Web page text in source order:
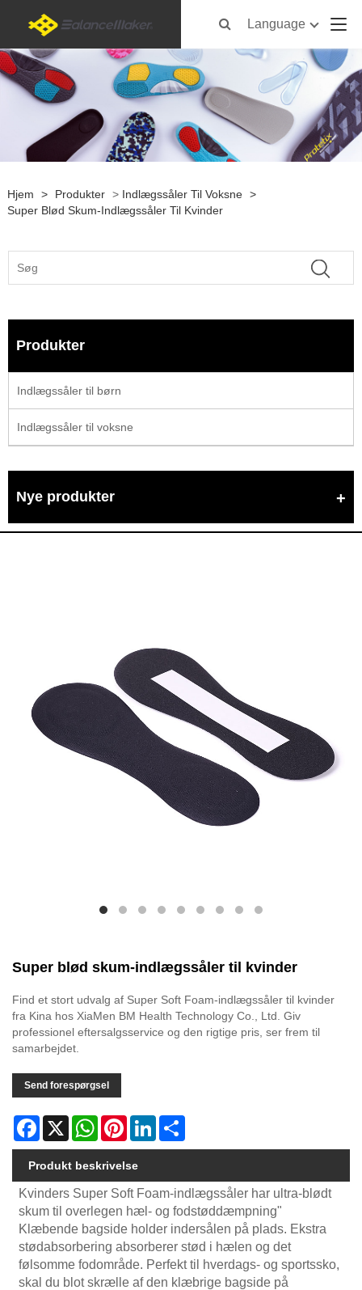
Language
Hjem > Produkter > Indlægssåler Til Voksne >
Super Blød Skum-Indlægssåler Til Kvinder
Produkter
Indlægssåler til børn
Indlægssåler til voksne
Nye produkter
Super blød skum-indlægssåler til kvinder
Find et stort udvalg af Super Soft Foam-indlægssåler til kvinder
fra Kina hos XiaMen BM Health Technology Co., Ltd. Giv
professionel eftersalgsservice og den rigtige pris, ser frem til
samarbejdet.
Send forespørgsel
Facebook
X WhatsAppPinterestLinkedIn
Produkt beskrivelse
Kvinders Super Soft Foam-indlægssåler har ultra-blødt
skum til overlegen hæl- og fodstøddæmpning"
Klæbende bagside holder indersålen på plads. Ekstra
stødabsorbering absorberer stød i hælen og det
følsomme fodområde. Perfekt til hverdags- og sportssko,
skal du blot skrælle af den klæbrige bagside på